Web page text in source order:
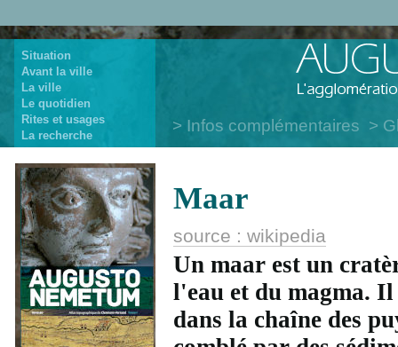
Situation
Avant la ville
La ville
Le quotidien
Rites et usages
La recherche
Infos complémentaires
Maar
source : wikipedia
Un maar est un
l'eau et du magma.
dans la chaîne des